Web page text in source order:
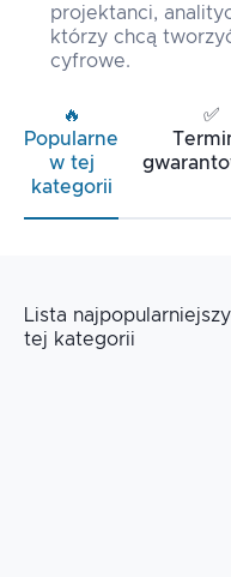
projektanci,
którzy chcą
cyfrowe.
🔥
Popularne
w tej
kategorii
✅
Lista
tej kategorii